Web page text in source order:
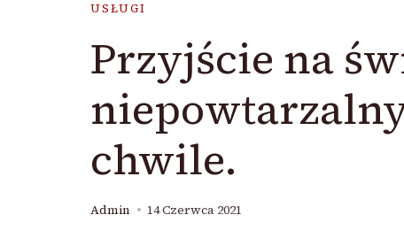
USŁUGI
Przyjście na
chwile.
Admin 14 Czerwca 2021